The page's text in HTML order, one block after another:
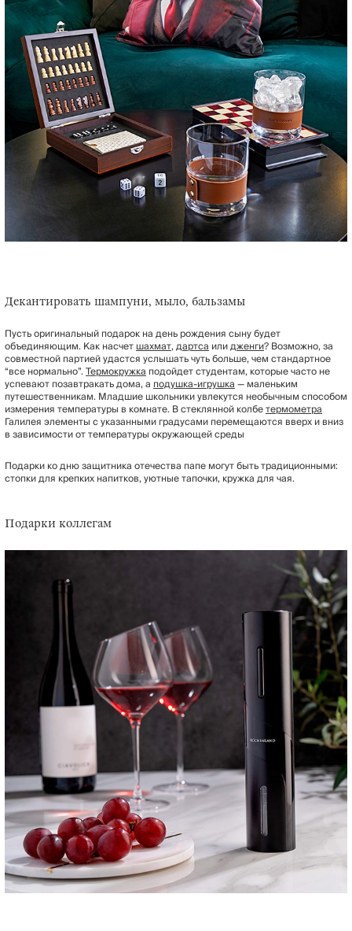
Декантировать шампуни, мыло, бальзамы
Пусть оригинальный подарок на день рождения сыну будет
объединяющим. Как насчетшахмат,дартсаилидженги? Возможно, за
совместной партией удастся услышать чуть больше, чем стандартное
“все нормально”.Термокружкаподойдет студентам, которые часто не
успевают позавтракать дома, аподушка-игрушка— маленьким
путешественникам. Младшие школьники увлекутся необычным способом
измерения температуры в комнате. В стеклянной колбетермометра
Галилея элементы с указанными градусами перемещаются вверх и вниз
в зависимости от температуры окружающей среды
Подарки ко дню защитника отечества папе могут быть традиционными:
стопки для крепких напитков, уютные тапочки, кружка для чая.
Подарки коллегам